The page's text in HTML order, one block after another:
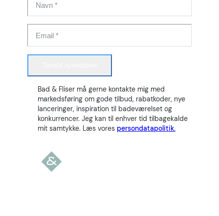
Bad & Fliser må gerne kontakte mig med
markedsføring om gode tilbud, rabatkoder, nye
lanceringer, inspiration til badeværelset og
konkurrencer. Jeg kan til enhver tid tilbagekalde
mit samtykke. Læs vores persondatapolitik.